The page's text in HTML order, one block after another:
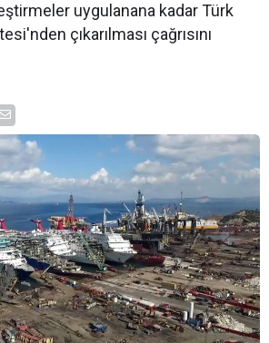
uygulanana kadar Türk
çıkarılması çağrısını